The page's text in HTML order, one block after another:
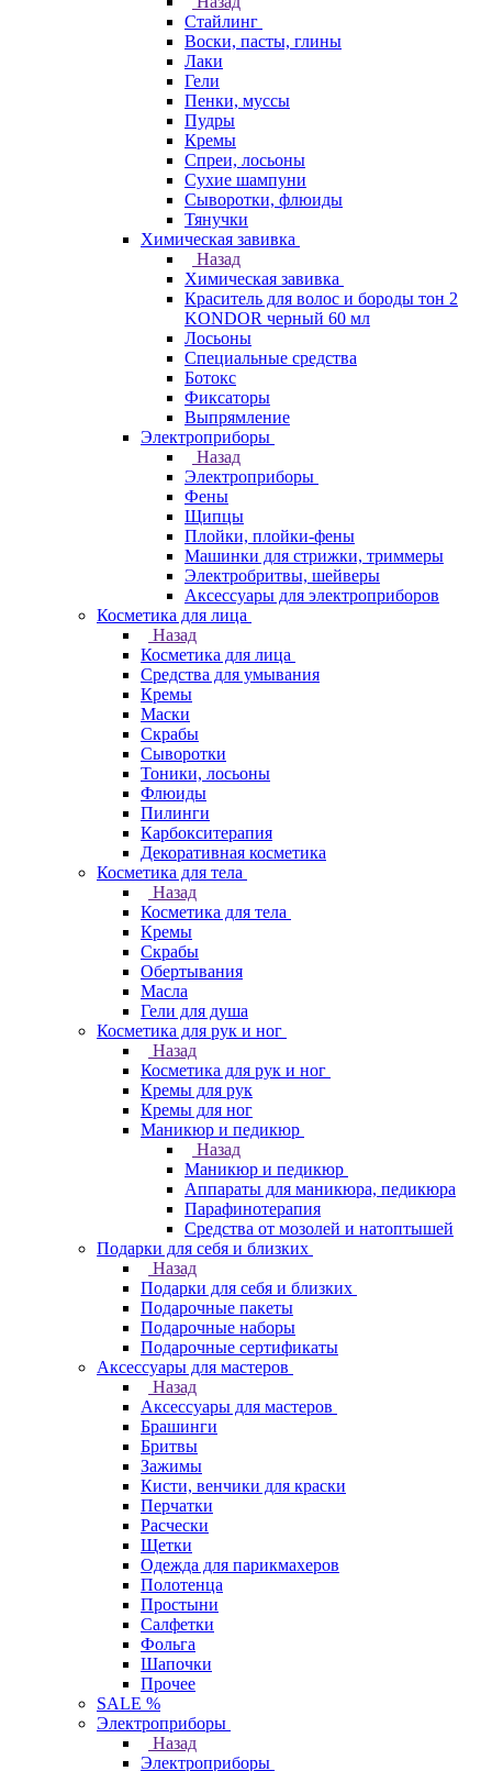
Стайлинг
Воски, пасты, глины
Лаки
Гели
Пенки, муссы
Пудры
Кремы
Спреи, лосьоны
Сухие шампуни
Сыворотки, флюиды
Тянучки
Химическая завивка
Назад
Химическая завивка
Краситель для волос и бороды тон 2
KONDOR черный 60 мл
Лосьоны
Специальные средства
Ботокс
Фиксаторы
Выпрямление
Электроприборы
Назад
Электроприборы
Фены
Щипцы
Плойки, плойки-фены
Машинки для стрижки, триммеры
Электробритвы, шейверы
Аксессуары для электроприборов
Косметика для лица
Назад
Косметика для лица
Средства для умывания
Кремы
Маски
Скрабы
Сыворотки
Тоники, лосьоны
Флюиды
Пилинги
Карбокситерапия
Декоративная косметика
Косметика для тела
Назад
Косметика для тела
Кремы
Скрабы
Обертывания
Масла
Гели для душа
Косметика для рук и ног
Назад
Косметика для рук и ног
Кремы для рук
Кремы для ног
Маникюр и педикюр
Назад
Маникюр и педикюр
Аппараты для маникюра, педикюра
Парафинотерапия
Средства от мозолей и натоптышей
Подарки для себя и близких
Назад
Подарки для себя и близких
Подарочные пакеты
Подарочные наборы
Подарочные сертификаты
Аксессуары для мастеров
Назад
Аксессуары для мастеров
Брашинги
Бритвы
Зажимы
Кисти, венчики для краски
Перчатки
Расчески
Щетки
Одежда для парикмахеров
Полотенца
Простыни
Салфетки
Фольга
Шапочки
Прочее
SALE %
Электроприборы
Назад
Электроприборы